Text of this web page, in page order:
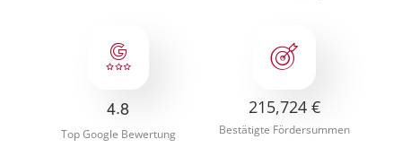
4.8
Top Google Bewertung
217,000€
Bestätigte Fördersummen